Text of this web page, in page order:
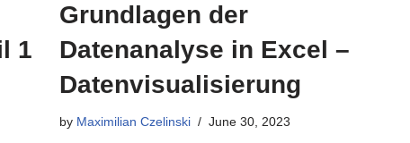
1
Grundlagen der
Datenanalyse in Excel –
Datenvisualisierung
by Maximilian Czelinski June 30, 2023